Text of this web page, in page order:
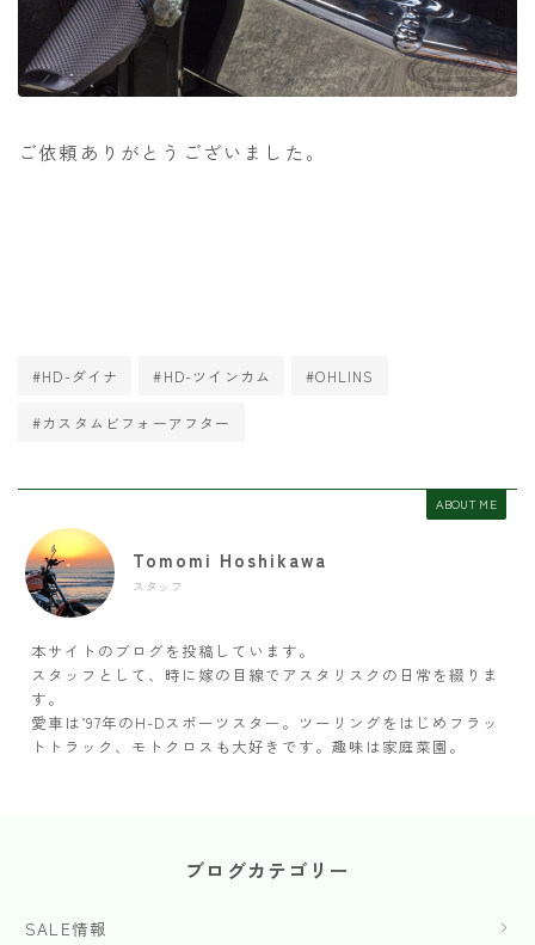
ご依頼ありがとうございました。
#HD-ダイナ #HD-ツインカム #OHLINS
#カスタムビフォーアフター
ABOUT ME
Tomomi Hoshikawa
スタッフ
本サイトのブログを投稿しています。
スタッフとして、時に嫁の目線でアスタリスクの日常を綴りま
す。
愛車は’97年のH-Dスポーツスター。ツーリングをはじめフラッ
トトラック、モトクロスも大好きです。趣味は家庭菜園。
ブログカテゴリー
SALE情報